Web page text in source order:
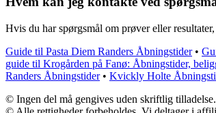
Hvis du har spørgsmål om prøver eller
Guide til Pasta Diem Randers Åbningstider•
guide til Krogården på Fanø: Åbningstider,
Randers Åbningstider• Kvickly Holte
© Ingen del må gengives uden skriftlig tilladelse.